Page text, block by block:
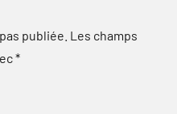
publiée. Les champs
*